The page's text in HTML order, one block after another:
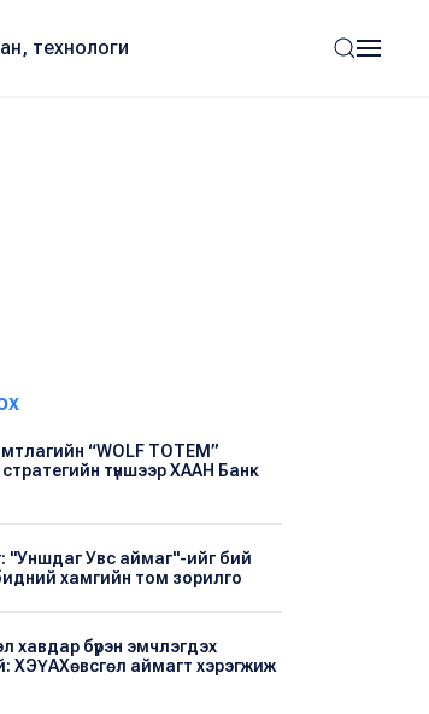
технологи
“WOLF TOTEM”
түншээр ХААН Банк
"Уншдаг Увс аймаг"-ийг бий
хамгийн том зорилго
хавдар бүрэн эмчлэгдэх
ХЭҮА​Хөвсгөл аймагт хэрэгжиж